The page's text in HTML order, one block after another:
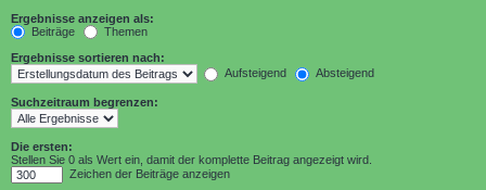
Ergebnisse anzeigen als:
Beiträge
Themen
Ergebnisse sortieren nach:
Aufsteigend
Absteigend
Suchzeitraum begrenzen:
Die ersten:
Stellen Sie 0 als Wert ein, damit der komplette Beitrag angezeigt wird.
Zeichen der Beiträge anzeigen